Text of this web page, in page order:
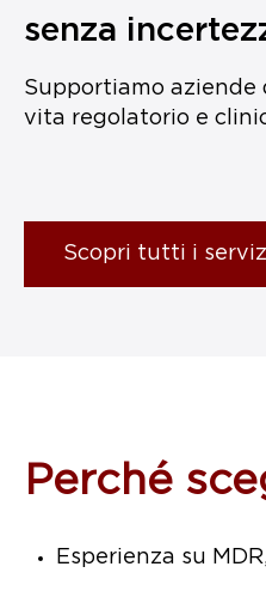
senza
Supportiamo
vita regolatorio e
Scopri tutti i
Perché
Esperienza su